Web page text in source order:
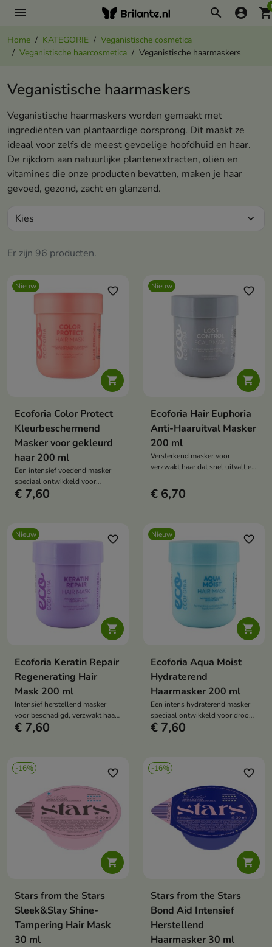
menu search account_circle
Home KATEGORIE
Veganistische cosmetica
Veganistische haarcosmetica
Veganistische haarmaskers
Veganistische haarmaskers
Veganistische haarmaskers worden gemaakt met
ingrediënten van plantaardige oorsprong. Dit maakt ze
ideaal voor zelfs de meest gevoelige hoofdhuid en haar.
De rijkdom aan natuurlijke plantenextracten, oliën en
vitamines die onze producten bevatten, maken je haar
gevoed, gezond, zacht en glanzend.
Er zijn 96 producten.
Kies expand_more
Nieuw

favorite_border
Ecoforia Color Protect
Kleurbeschermend
Masker voor gekleurd
haar 200 ml
Een intensief voedend masker
speciaal ontwikkeld voor
gekleurd haar.
€ 7,60
Nieuw

favorite_border
Ecoforia Hair Euphoria
Anti-Haaruitval Masker
200 ml
Versterkend masker voor
verzwakt haar dat snel uitvalt en
€ 6,70
Nieuw

favorite_border
Ecoforia Keratin Repair
Regenerating Hair
Mask 200 ml
Intensief herstellend masker
voor beschadigd, verzwakt haar
dat versterking nodig heeft.
€ 7,60
Nieuw

favorite_border
Ecoforia Aqua Moist
Hydraterend
Haarmasker 200 ml
Een intens hydraterend masker
speciaal ontwikkeld voor droog,
dof en uitgedroogd haar.
€ 7,60
-16%

favorite_border
Stars from the Stars
Sleek&Slay Shine-
Tampering Hair Mask
30 ml
-16%

favorite_border
Stars from the Stars
Bond Aid Intensief
Herstellend
Haarmasker 30 ml